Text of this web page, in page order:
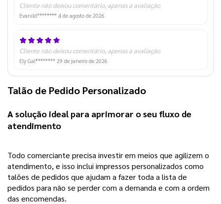
Cliente não deixou comentário, apenas a avaliação
Evanild******** 4 de agosto de 2026
Cliente não deixou comentário, apenas a avaliação
Ely Gal******** 29 de janeiro de 2026
Talão de Pedido Personalizado
A solução ideal para aprimorar o seu fluxo de
atendimento
Todo comerciante precisa investir em meios que agilizem o
atendimento, e isso inclui impressos personalizados como
talões de pedidos que ajudam a fazer toda a lista de
pedidos para não se perder com a demanda e com a ordem
das encomendas.